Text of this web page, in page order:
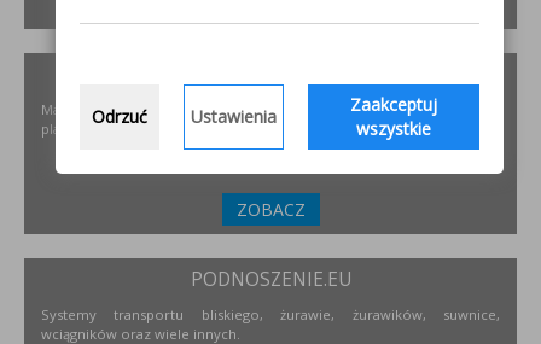
Materiały i urządzenia do napawania i regeneracji. Układy
plastyfikujące oraz obróbka CNC.
ZOBACZ
PODNOSZENIE.EU
Systemy transportu bliskiego, żurawie, żurawików, suwnice,
wciągników oraz wiele innych.
Odrzuć Ustawienia
Zaakceptuj
wszystkie